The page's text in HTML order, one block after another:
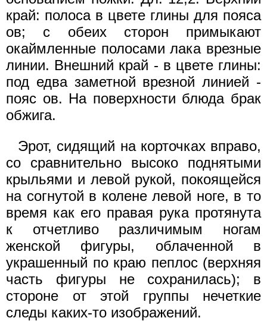
край: полоса в цвете глины для пояса
ов; с обеих сторон примыкают
окаймленные полосами лака врезные
линии. Внешний край - в цвете глины:
под едва заметной врезной линией -
пояс ов. На поверхности блюда брак
обжига.
Эрот, сидящий на корточках вправо,
со сравнительно высоко поднятыми
крыльями и левой рукой, покоящейся
на согнутой в колене левой ноге, в то
время как его правая рука протянута
к отчетливо различимым ногам
женской фигуры, облаченной в
украшенный по краю пеплос (верхняя
часть фигуры не сохранилась); в
стороне от этой группы нечеткие
следы каких-то изображений.